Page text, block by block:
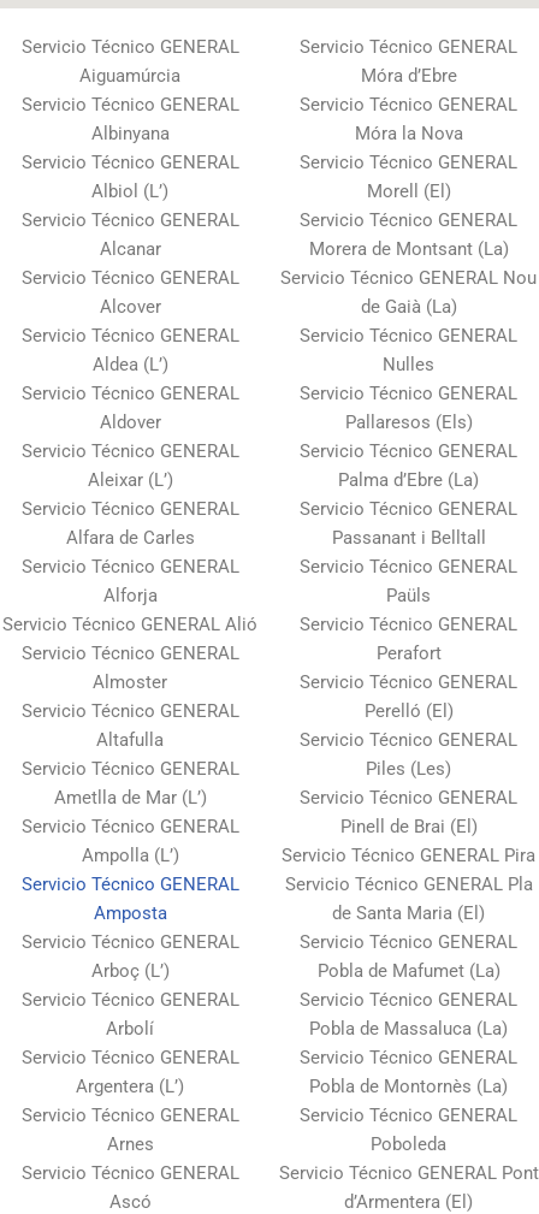
Servicio Técnico GENERAL
Aiguamúrcia
Servicio Técnico GENERAL
Albinyana
Servicio Técnico GENERAL
Albiol (L’)
Servicio Técnico GENERAL
Alcanar
Servicio Técnico GENERAL
Alcover
Servicio Técnico GENERAL
Aldea (L’)
Servicio Técnico GENERAL
Aldover
Servicio Técnico GENERAL
Aleixar (L’)
Servicio Técnico GENERAL
Alfara de Carles
Servicio Técnico GENERAL
Alforja
Servicio Técnico GENERAL Alió
Servicio Técnico GENERAL
Almoster
Servicio Técnico GENERAL
Altafulla
Servicio Técnico GENERAL
Ametlla de Mar (L’)
Servicio Técnico GENERAL
Ampolla (L’)
Servicio Técnico GENERAL
Amposta
Servicio Técnico GENERAL
Arboç (L’)
Servicio Técnico GENERAL
Arbolí
Servicio Técnico GENERAL
Argentera (L’)
Servicio Técnico GENERAL
Arnes
Servicio Técnico GENERAL
Ascó
Servicio Técnico GENERAL
Móra d’Ebre
Servicio Técnico GENERAL
Móra la Nova
Servicio Técnico GENERAL
Morell (El)
Servicio Técnico GENERAL
Morera de Montsant (La)
Servicio Técnico GENERAL Nou
de Gaià (La)
Servicio Técnico GENERAL
Nulles
Servicio Técnico GENERAL
Pallaresos (Els)
Servicio Técnico GENERAL
Palma d’Ebre (La)
Servicio Técnico GENERAL
Passanant i Belltall
Servicio Técnico GENERAL
Paüls
Servicio Técnico GENERAL
Perafort
Servicio Técnico GENERAL
Perelló (El)
Servicio Técnico GENERAL
Piles (Les)
Servicio Técnico GENERAL
Pinell de Brai (El)
Servicio Técnico GENERAL Pira
Servicio Técnico GENERAL Pla
de Santa Maria (El)
Servicio Técnico GENERAL
Pobla de Mafumet (La)
Servicio Técnico GENERAL
Pobla de Massaluca (La)
Servicio Técnico GENERAL
Pobla de Montornès (La)
Servicio Técnico GENERAL
Poboleda
Servicio Técnico GENERAL Pont
d’Armentera (El)